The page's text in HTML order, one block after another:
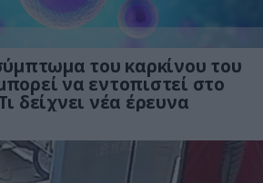
του καρκίνου του
να εντοπιστεί στο
δείχνει νέα έρευνα